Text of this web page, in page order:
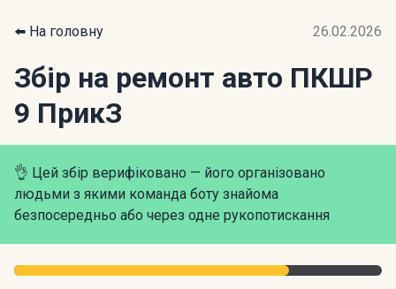
⬅️ На головну 26.02.2026
Збір на ремонт авто ПКШР
9 ПрикЗ
👌 Цей збір верифіковано — його організовано
людьми з якими команда боту знайома
безпосередньо або через одне рукопотискання